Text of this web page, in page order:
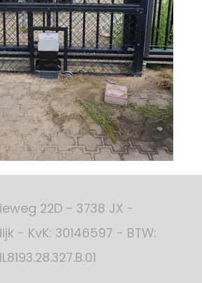
22D - 3738 JX -
- KvK: 30146597 - BTW: